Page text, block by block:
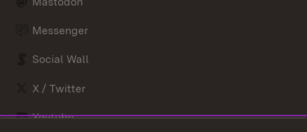
Messenger
Social Wall
X / Twitter
Youtube